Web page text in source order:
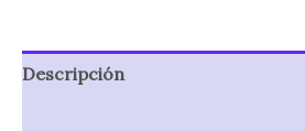
Descripción